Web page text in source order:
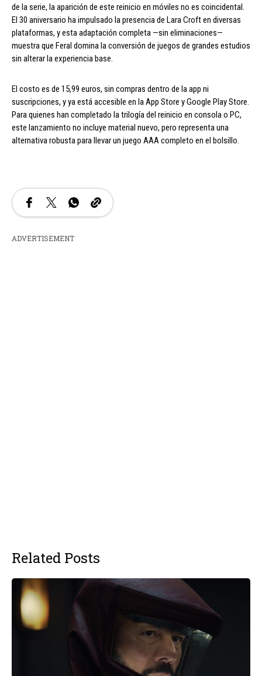
de la serie, la aparición de este reinicio en móviles no es coincidental.
El 30 aniversario ha impulsado la presencia de Lara Croft en diversas
plataformas, y esta adaptación completa —sin eliminaciones—
muestra que Feral domina la conversión de juegos de grandes estudios
sin alterar la experiencia base.
El costo es de 15,99 euros, sin compras dentro de la app ni
suscripciones, y ya está accesible en la App Store y Google Play Store.
Para quienes han completado la trilogía del reinicio en consola o PC,
este lanzamiento no incluye material nuevo, pero representa una
alternativa robusta para llevar un juego AAA completo en el bolsillo.
ADVERTISEMENT
Related Posts